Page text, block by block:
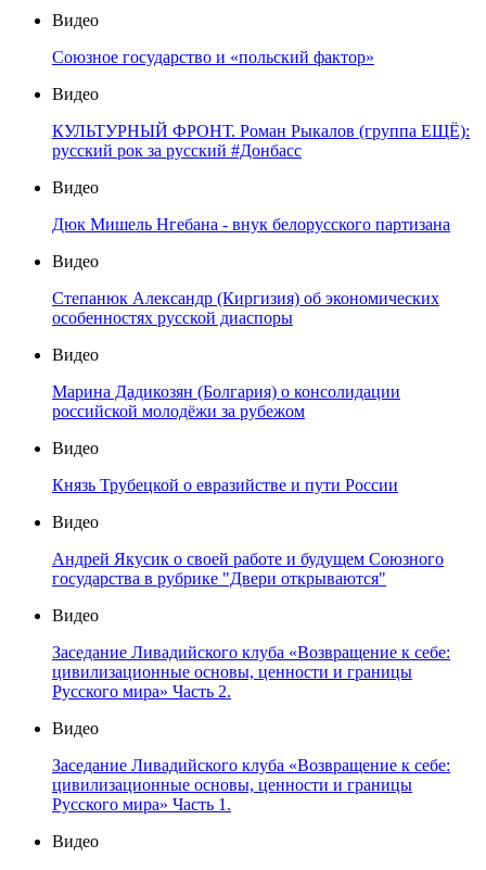
Видео
Союзное государство и «польский фактор»
Видео
КУЛЬТУРНЫЙ ФРОНТ. Роман Рыкалов (группа ЕЩЁ):
русский рок за русский #Донбасс
Видео
Дюк Мишель Нгебана - внук белорусского партизана
Видео
Степанюк Александр (Киргизия) об экономических
особенностях русской диаспоры
Видео
Марина Дадикозян (Болгария) о консолидации
российской молодёжи за рубежом
Видео
Князь Трубецкой о евразийстве и пути России
Видео
Андрей Якусик о своей работе и будущем Союзного
государства в рубрике "Двери открываются"
Видео
Заседание Ливадийского клуба «Возвращение к себе:
цивилизационные основы, ценности и границы
Русского мира» Часть 2.
Видео
Заседание Ливадийского клуба «Возвращение к себе:
цивилизационные основы, ценности и границы
Русского мира» Часть 1.
Видео